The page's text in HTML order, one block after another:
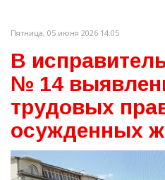
Пятница, 05 июня 2026 14:05
В
№ 14
трудовых
осужденных